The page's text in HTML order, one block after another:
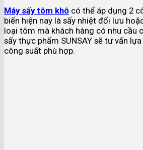
Máy sấy tôm khô có thể áp dụng 2
biến hiện nay là sấy nhiệt đối lưu
loại tôm mà khách hàng có nhu cầu
sấy thực phẩm SUNSAY sẽ tư vấn
công suất phù hợp.